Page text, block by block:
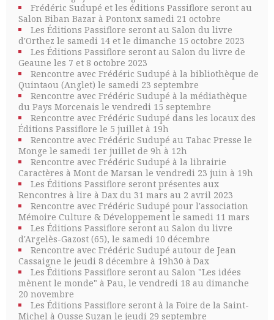
Frédéric Sudupé et les éditions Passiflore seront au
Salon Biban Bazar à Pontonx samedi 21 octobre
Les Éditions Passiflore seront au Salon du livre
d'Orthez le samedi 14 et le dimanche 15 octobre 2023
Les Éditions Passiflore seront au Salon du livre de
Geaune les 7 et 8 octobre 2023
Rencontre avec Frédéric Sudupé à la bibliothèque de
Quintaou (Anglet) le samedi 23 septembre
Rencontre avec Frédéric Sudupé à la médiathèque
du Pays Morcenais le vendredi 15 septembre
Rencontre avec Frédéric Sudupé dans les locaux des
Éditions Passiflore le 5 juillet à 19h
Rencontre avec Frédéric Sudupé au Tabac Presse le
Monge le samedi 1er juillet de 9h à 12h
Rencontre avec Frédéric Sudupé à la librairie
Caractères à Mont de Marsan le vendredi 23 juin à 19h
Les Éditions Passiflore seront présentes aux
Rencontres à lire à Dax du 31 mars au 2 avril 2023
Rencontre avec Frédéric Sudupé pour l'association
Mémoire Culture & Développement le samedi 11 mars
Les Éditions Passiflore seront au Salon du livre
d'Argelès-Gazost (65), le samedi 10 décembre
Rencontre avec Frédéric Sudupé autour de Jean
Cassaigne le jeudi 8 décembre à 19h30 à Dax
Les Éditions Passiflore seront au Salon "Les idées
mènent le monde" à Pau, le vendredi 18 au dimanche
20 novembre
Les Éditions Passiflore seront à la Foire de la Saint-
Michel à Ousse Suzan le jeudi 29 septembre